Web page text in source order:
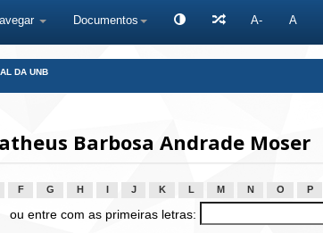
Documentos A- A
DA UNB
Barbosa Andrade Moser
F G H J K L M N O P
ou entre com as primeiras letras: